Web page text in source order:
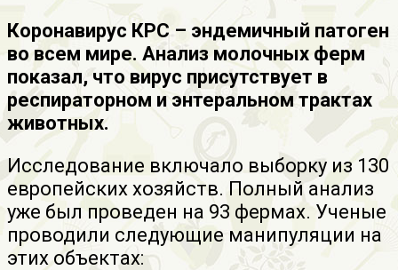
Коронавирус КРС – эндемичный патоген
во всем мире. Анализ молочных ферм
показал, что вирус присутствует в
респираторном и энтеральном трактах
животных.
Исследование включало выборку из 130
европейских хозяйств. Полный анализ
уже был проведен на 93 фермах. Ученые
проводили следующие манипуляции на
этих объектах: